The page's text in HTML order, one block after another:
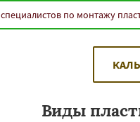
по монтажу
Виды